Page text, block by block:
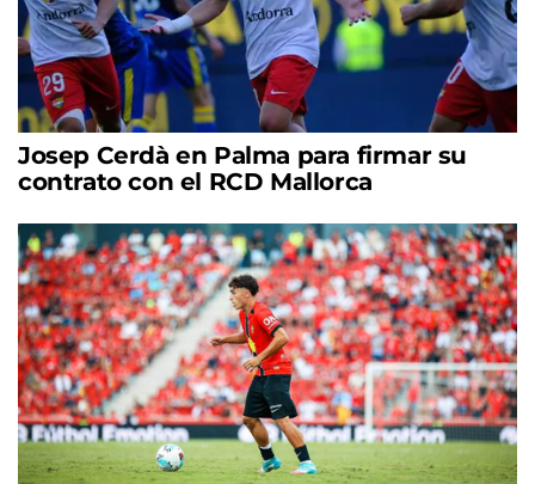
Josep Cerdà en Palma para firmar su
contrato con el RCD Mallorca